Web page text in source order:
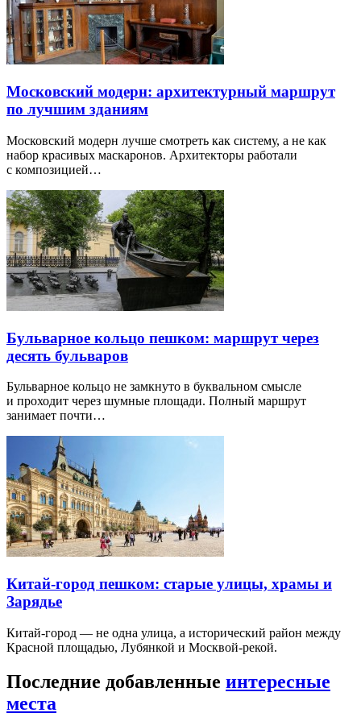
Московский модерн: архитектурный маршрут
по лучшим зданиям
Московский модерн лучше смотреть как систему, а не как
набор красивых маскаронов. Архитекторы работали
с композицией…
Бульварное кольцо пешком: маршрут через
десять бульваров
Бульварное кольцо не замкнуто в буквальном смысле
и проходит через шумные площади. Полный маршрут
занимает почти…
Китай-город пешком: старые улицы, храмы и
Зарядье
Китай-город — не одна улица, а исторический район между
Красной площадью, Лубянкой и Москвой-рекой.
Последние добавленные интересные
места